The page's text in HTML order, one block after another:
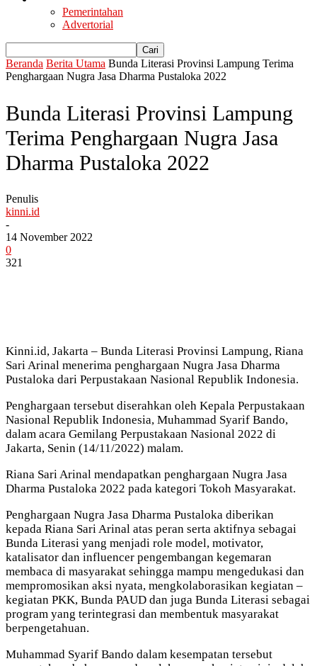
Pemerintahan
Advertorial
Beranda Berita Utama Bunda Literasi Provinsi Lampung Terima
Penghargaan Nugra Jasa Dharma Pustaloka 2022
Bunda Literasi Provinsi Lampung
Terima Penghargaan Nugra Jasa
Dharma Pustaloka 2022
Penulis
kinni.id
-
14 November 2022
0
321
Kinni.id, Jakarta – Bunda Literasi Provinsi Lampung, Riana
Sari Arinal menerima penghargaan Nugra Jasa Dharma
Pustaloka dari Perpustakaan Nasional Republik Indonesia.
Penghargaan tersebut diserahkan oleh Kepala Perpustakaan
Nasional Republik Indonesia, Muhammad Syarif Bando,
dalam acara Gemilang Perpustakaan Nasional 2022 di
Jakarta, Senin (14/11/2022) malam.
Riana Sari Arinal mendapatkan penghargaan Nugra Jasa
Dharma Pustaloka 2022 pada kategori Tokoh Masyarakat.
Penghargaan Nugra Jasa Dharma Pustaloka diberikan
kepada Riana Sari Arinal atas peran serta aktifnya sebagai
Bunda Literasi yang menjadi role model, motivator,
katalisator dan influencer pengembangan kegemaran
membaca di masyarakat sehingga mampu mengedukasi dan
mempromosikan aksi nyata, mengkolaborasikan kegiatan –
kegiatan PKK, Bunda PAUD dan juga Bunda Literasi sebagai
program yang terintegrasi dan membentuk masyarakat
berpengetahuan.
Muhammad Syarif Bando dalam kesempatan tersebut